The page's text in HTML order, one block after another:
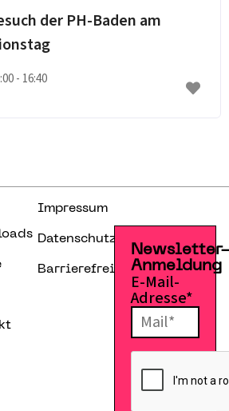
der PH-Baden am
- 16:40
Impressum
Datenschutzerklärung
Barrierefreiheitserklärung
Anmeldung
E-Mail-
Adresse*